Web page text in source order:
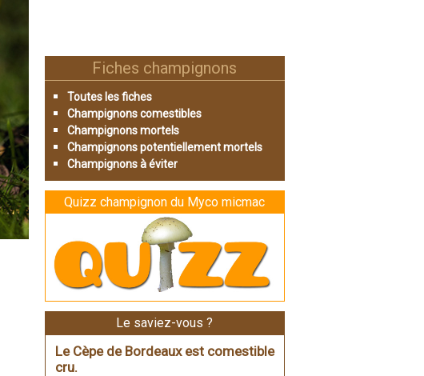
Fiches champignons
Toutes les fiches
Champignons comestibles
Champignons mortels
Champignons potentiellement mortels
Champignons à éviter
Quizz champignon du Myco micmac
Le saviez-vous ?
Le Cèpe de Bordeaux est comestible
cru.